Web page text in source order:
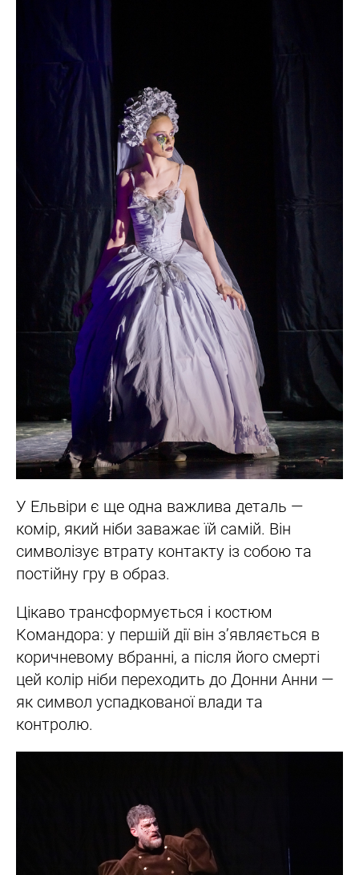
У Ельвіри є ще одна важлива деталь —
комір, який ніби заважає їй самій. Він
символізує втрату контакту із собою та
постійну гру в образ.
Цікаво трансформується і костюм
Командора: у першій дії він з’являється в
коричневому вбранні, а після його смерті
цей колір ніби переходить до Донни Анни —
як символ успадкованої влади та
контролю.